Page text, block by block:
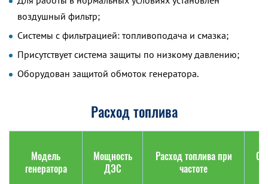
воздушный фильтр;
Системы с фильтрацией: топливоподача и смазка;
Присутствует система защиты по низкому давлению;
Оборудован защитой обмоток генератора.
Расход топлива
Модель
генератора
Мощность
ДЭС
Расход топлива при
частоте